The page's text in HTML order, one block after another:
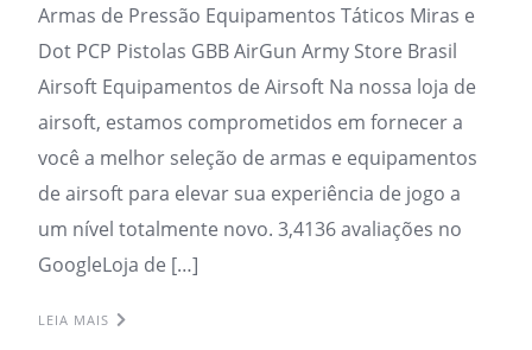
Armas de Pressão Equipamentos Táticos Miras e
Dot PCP Pistolas GBB AirGun Army Store Brasil
Airsoft Equipamentos de Airsoft Na nossa loja de
airsoft, estamos comprometidos em fornecer a
você a melhor seleção de armas e equipamentos
de airsoft para elevar sua experiência de jogo a
um nível totalmente novo. 3,4136 avaliações no
GoogleLoja de […]
LEIA MAIS